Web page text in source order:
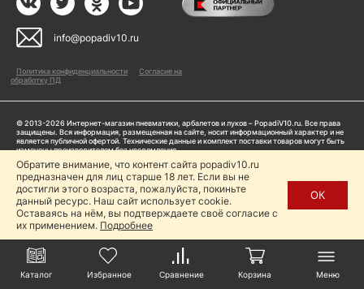
info@popadiv10.ru
Политика конфиденциальности
Согласие на
обработку ПД
© 2013-2026 Интернет-магазин пневматики, арбалетов и луков – PopadiV10.ru. Все права
защищены. Вся информация, размещенная на сайте, носит информационный характер и не
является публичной офертой. Технические данные и комплект поставки товаров могут быть
изменены производителем без уведомления
ИП Жарук Александр Сергеевич, ОГРНИП: 314504704200042
Пользуясь сайтом Popadiv10.ru, пользователь автоматически соглашается с условиями,
прописанными в
Политике конфиденциальности
Копирование любой информации (тексты, фото, видео и др.) с сайта Popadiv10 запрещено,
за исключением наличия письменного согласия администрации сайта Popadiv10.
Каталог Избранное Сравнение Корзина Меню
Обратите внимание, что контент сайта popadiv10.ru
предназначен для лиц старше 18 лет. Если вы не
достигли этого возраста, пожалуйста, покиньте
данный ресурс. Наш сайт использует cookie.
Оставаясь на нём, вы подтверждаете своё согласие с
их применением. Подробнее
ОК